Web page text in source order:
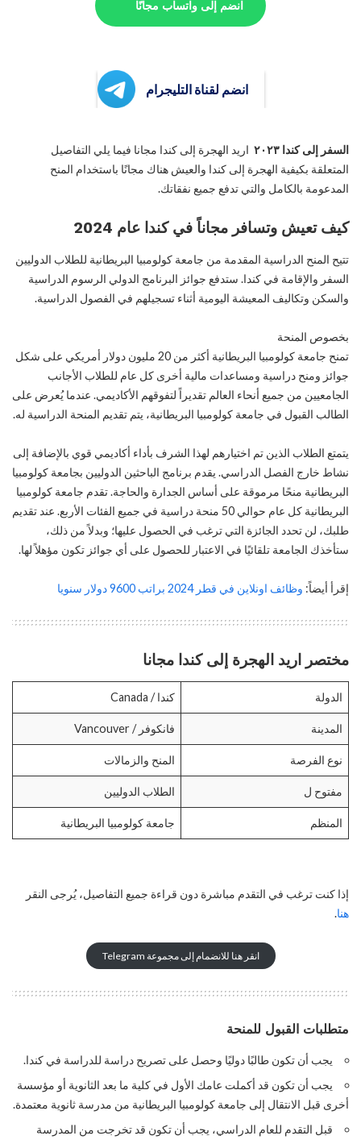
انضم إلى واتساب مجانًا
انضم لقناة التليجرام
السفر إلى كندا ٢٠٢٣
اريد الهجرة إلى كندا مجانا فيما يلي التفاصيل
المتعلقة بكيفية الهجرة إلى كندا والعيش هناك مجانًا باستخدام المنح
المدعومة بالكامل والتي تدفع جميع نفقاتك.
كيف تعيش وتسافر مجاناً في كندا عام 2024
تتيح المنح الدراسية المقدمة من جامعة كولومبيا البريطانية للطلاب الدوليين
السفر والإقامة في كندا. ستدفع جوائز البرنامج الدولي الرسوم الدراسية
والسكن وتكاليف المعيشة اليومية أثناء تسجيلهم في الفصول الدراسية.
بخصوص المنحة
تمنح جامعة كولومبيا البريطانية أكثر من 20 مليون دولار أمريكي على شكل
جوائز ومنح دراسية ومساعدات مالية أخرى كل عام للطلاب الأجانب
الجامعيين من جميع أنحاء العالم تقديراً لتفوقهم الأكاديمي. عندما يُعرض على
الطالب القبول في جامعة كولومبيا البريطانية، يتم تقديم المنحة الدراسية له.
يتمتع الطلاب الذين تم اختيارهم لهذا الشرف بأداء أكاديمي قوي بالإضافة إلى
نشاط خارج الفصل الدراسي. يقدم برنامج الباحثين الدوليين بجامعة كولومبيا
البريطانية منحًا مرموقة على أساس الجدارة والحاجة. تقدم جامعة كولومبيا
البريطانية كل عام حوالي 50 منحة دراسية في جميع الفئات الأربع. عند تقديم
طلبك، لن تحدد الجائزة التي ترغب في الحصول عليها؛ وبدلاً من ذلك،
ستأخذك الجامعة تلقائيًا في الاعتبار للحصول على أي جوائز تكون مؤهلاً لها.
إقرأ أيضاً: وظائف اونلاين في قطر 2024 براتب 9600 دولار سنويا
مختصر اريد الهجرة إلى كندا مجانا
الدولة كندا / Canada
المدينة فانكوفر / Vancouver
نوع الفرصة المنح والزمالات
مفتوح ل الطلاب الدوليين
المنظم جامعة كولومبيا البريطانية
إذا كنت ترغب في التقدم مباشرة دون قراءة جميع التفاصيل، يُرجى النقر
هنا.
انقر هنا للانضمام إلى مجموعة Telegram
متطلبات القبول للمنحة
يجب أن تكون طالبًا دوليًا وحصل على تصريح دراسة للدراسة في كندا.
يجب أن تكون قد أكملت عامك الأول في كلية ما بعد الثانوية أو مؤسسة
أخرى قبل الانتقال إلى جامعة كولومبيا البريطانية من مدرسة ثانوية معتمدة.
قبل التقدم للعام الدراسي، يجب أن تكون قد تخرجت من المدرسة